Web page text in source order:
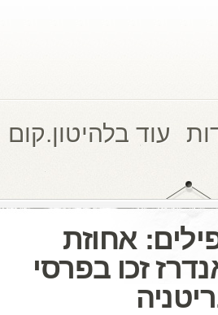
עוד בלהיטון.קום
אחוזת
זכו בפרסי